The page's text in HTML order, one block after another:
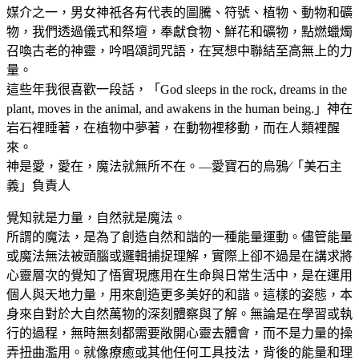
媒介之一，男女神祇各有代表的圖騰、符號、植物、動物和礦
物，我們透過儀式和祭壇，奉獻食物、鮮花和礦物，點燃蠟燭
召喚古老的神靈，吟唱頌詞咒語，在冥想中聯結至高無上的力
量。
這些年我很喜歡一段話，「God sleeps in the rock, dreams in the
plant, moves in the animal, and awakens in the human being.」神在
岩石裡睡著，在植物中夢著，在動物裡移動，而在人類裡醒
來。
神是愛，愛在，魔法就無所不在。—愛寶石的烏鴉∕「美石主
義」負責人
覺知就是力量，自然就是魔法。
所謂的魔法，是為了創造自然和諧的一種能量運動。儘管能量
或魔法無法被頭腦或邏輯捕捉理解，實際上卻不過是在講求將
心靈層次的覺知了悟實現應用在生命與日常生活中，是在運用
個人與天地力量，用來創造更多美好的和諧。這樣的姿態，本
身來自對於大自然萬物的深刻體察與了解。無論是在學習或執
行的過程，無時無刻都需要敞開心靈去體會，而不是力量的操
弄扭曲濫用。就像療癒或其他任何工具技法，背後的能量和理